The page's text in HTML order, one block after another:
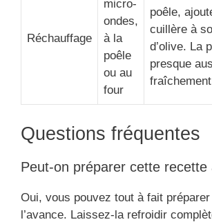
Réchauffage
micro-
ondes,
à la
poêle
ou au
four
poêle,
cuillère à
d’olive. La
presque
Questions fréquentes
Peut-on préparer cette recette
Oui, vous pouvez tout à fait
l’avance. Laissez-la refroidir